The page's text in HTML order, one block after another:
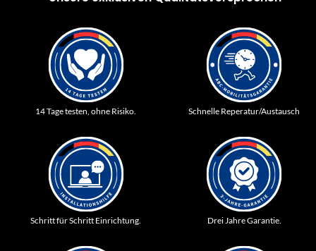
14 Tage testen, ohne Risiko. Schnelle Reperatur/Austausch
Schritt für Schritt Einrichtung. Drei Jahre Garantie.